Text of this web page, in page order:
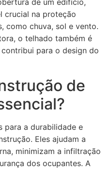
de um edifício,
crucial na proteção
como chuva, sol e vento.
o telhado também é
para o design do
de
para a durabilidade e
Eles ajudam a
minimizam a infiltração
dos ocupantes. A